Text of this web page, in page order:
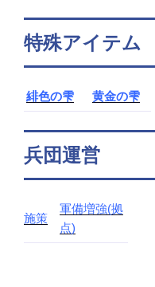
特殊アイテム
緋色の雫 黄金の雫
兵団運営
施策
軍備増強(拠
点)